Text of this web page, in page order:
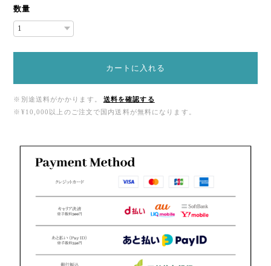
数量
カートに入れる
※別途送料がかかります。
送料を確認する
※¥10,000以上のご注文で国内送料が無料になります。